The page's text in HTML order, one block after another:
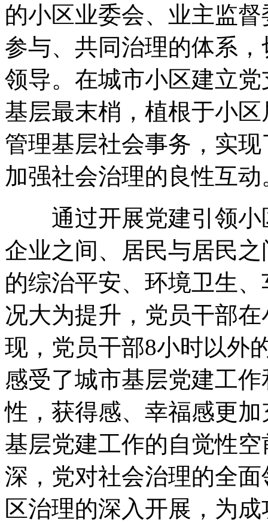
的小区业委会、业主监
参与、共同治理的体系
领导。在城市小区建立
基层最末梢，植根于小
管理基层社会事务，实
加强社会治理的良性互动
通过开展党建引领小
企业之间、居民与居民
的综治平安、环境卫生
况大为提升，党员干部
现，党员干部8小时以外
感受了城市基层党建工
性，获得感、幸福感更
基层党建工作的自觉性
深，党对社会治理的全
区治理的深入开展，为